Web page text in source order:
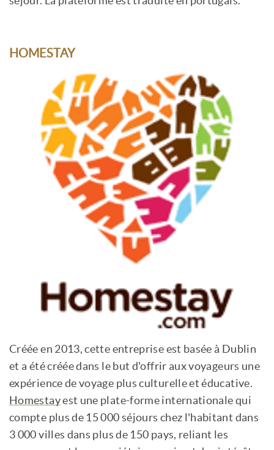
HOMESTAY
Créée en 2013, cette entreprise est basée à Dublin
et a été créée dans le but d'offrir aux voyageurs une
expérience de voyage plus culturelle et éducative.
Homestayest une plate-forme internationale qui
compte plus de 15 000 séjours chez l'habitant dans
3 000 villes dans plus de 150 pays, reliant les